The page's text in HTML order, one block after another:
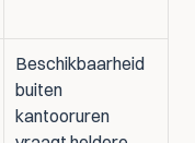
Beschikbaarheid
buiten
kantooruren